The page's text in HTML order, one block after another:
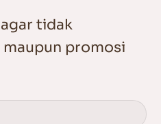
tidak
promosi